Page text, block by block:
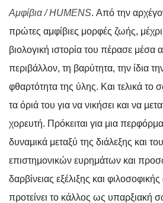
Αμφίβια /HUMENS. Από την
πρώτες αμφίβιες μορφές ζωής,
βιολογική ιστορία του πέρασε μέσα
περιβάλλον, τη βαρύτητα, την ίδια
φθαρτότητα της ύλης. Και τελικά το
τα όριά του για να νικήσει και να
χορευτή. Πρόκειται για μια
δυναμικά μεταξύ της διάλεξης και
επιστημονικών ευρημάτων και
δαρβίνειας εξέλιξης και
προτείνει το κάλλος ως υπαρξιακή